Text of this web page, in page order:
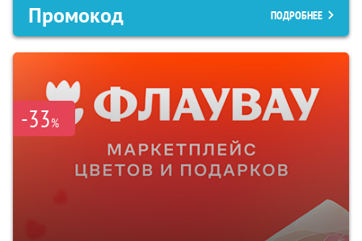
Промокод ПОДРОБНЕЕ
-33%